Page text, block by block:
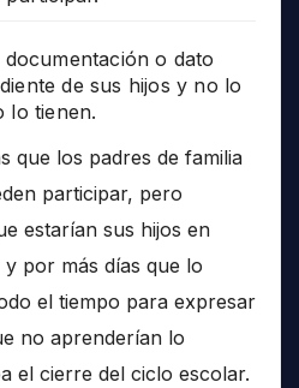
o dato
de sus hijos y no lo
lo tienen.
que los padres de familia
participar, pero
estarían sus hijos en
por más días que lo
el tiempo para expresar
no aprenderían lo
el cierre del ciclo escolar.